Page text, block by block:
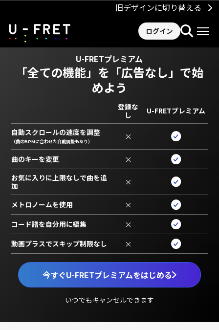
旧デザインに切り替える
ログイン
U-FRETプレミアム
「全ての機能」を 「広告なし」で始
めよう
今すぐU-FRETプレミアムをはじめる
いつでもキャンセルできます
登録な
し
U-FRETプレミアム
自動スクロールの速度を調整
（曲のBPMに合わせた自動調整もあり） ×
曲のキーを変更 ×
お気に入りに上限なしで曲を追
加
×
メトロノームを使用 ×
コード譜を自分用に編集 ×
動画プラスでスキップ制限なし ×